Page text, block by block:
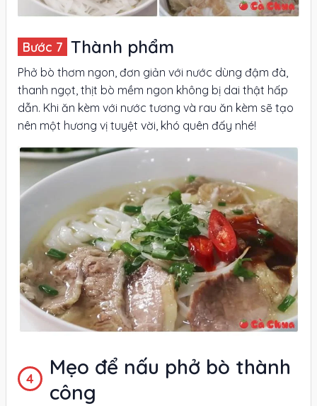
Thành phẩm
Phở bò thơm ngon, đơn giản với nước dùng đậm đà,
thanh ngọt, thịt bò mềm ngon không bị dai thật hấp
dẫn. Khi ăn kèm với nước tương và rau ăn kèm sẽ tạo
nên một hương vị tuyệt vời, khó quên đấy nhé!
Mẹo để nấu phở bò thành
công